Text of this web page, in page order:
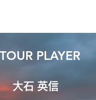
PLAYER
大石 英信